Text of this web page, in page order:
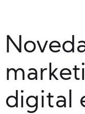
digital